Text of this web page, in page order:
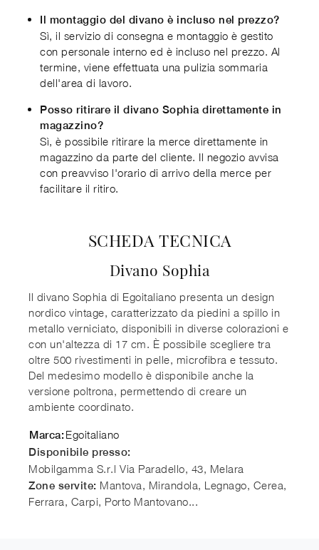
Il montaggio del divano è incluso nel prezzo?
Sì, il servizio di consegna e montaggio è gestito
con personale interno ed è incluso nel prezzo. Al
termine, viene effettuata una pulizia sommaria
dell'area di lavoro.
Posso ritirare il divano Sophia direttamente in
magazzino?
Sì, è possibile ritirare la merce direttamente in
magazzino da parte del cliente. Il negozio avvisa
con preavviso l'orario di arrivo della merce per
facilitare il ritiro.
SCHEDA TECNICA
Divano Sophia
Il divano Sophia di Egoitaliano presenta un design
nordico vintage, caratterizzato da piedini a spillo in
metallo verniciato, disponibili in diverse colorazioni e
con un'altezza di 17 cm. È possibile scegliere tra
oltre 500 rivestimenti in pelle, microfibra e tessuto.
Del medesimo modello è disponibile anche la
versione poltrona, permettendo di creare un
ambiente coordinato.
Marca:Egoitaliano
Disponibile presso:
Mobilgamma S.r.l Via Paradello, 43, Melara
Zone servite: Mantova, Mirandola, Legnago, Cerea,
Ferrara, Carpi, Porto Mantovano...